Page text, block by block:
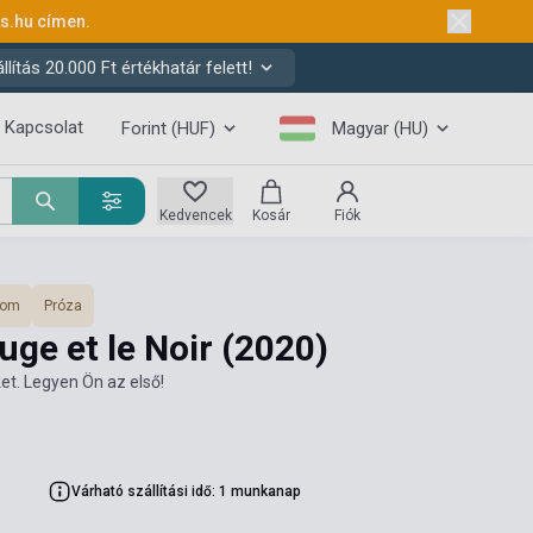
címen.
20.000 Ft értékhatár felett!
Kapcsolat Forint (HUF) Magyar (HU)
Kedvencek Kosár Fiók
Próza
et le Noir (2020)
Legyen Ön az első!
Várható szállítási idő: 1 munkanap